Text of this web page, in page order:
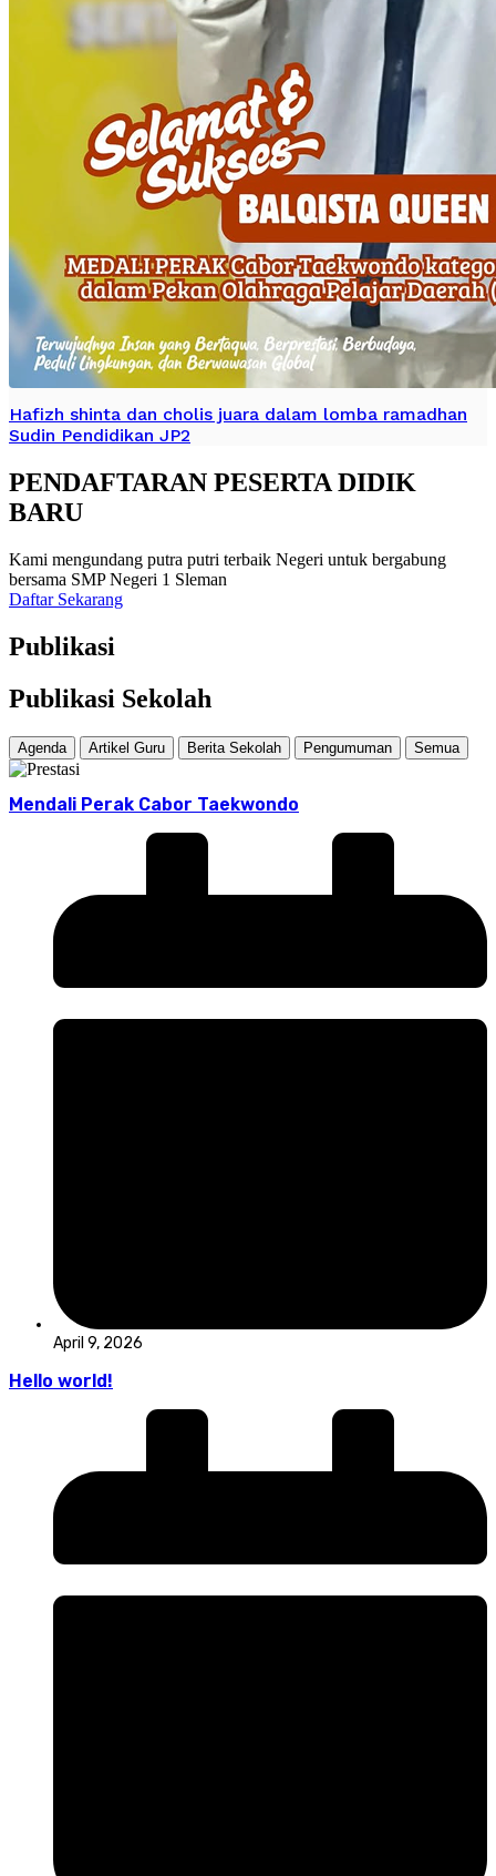
Hafizh shinta dan cholis juara dalam lomba ramadhan
Sudin Pendidikan JP2
PENDAFTARAN PESERTA DIDIK
BARU
Kami mengundang putra putri terbaik Negeri untuk bergabung
bersama SMP Negeri 1 Sleman
Daftar Sekarang
Publikasi
Publikasi Sekolah
Agenda Artikel Guru Berita Sekolah Pengumuman Semua
Mendali Perak Cabor Taekwondo
April 9, 2026
Hello world!